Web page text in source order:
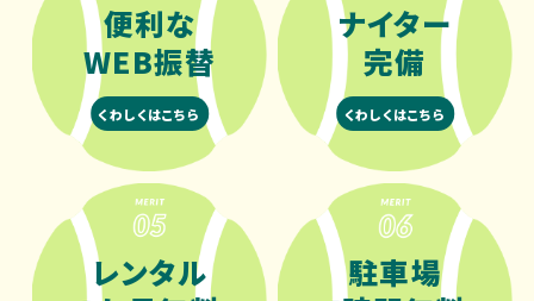
便利な
WEB振替
くわしくはこちら
ナイター
完備
くわしくはこちら
レンタル
駐車場